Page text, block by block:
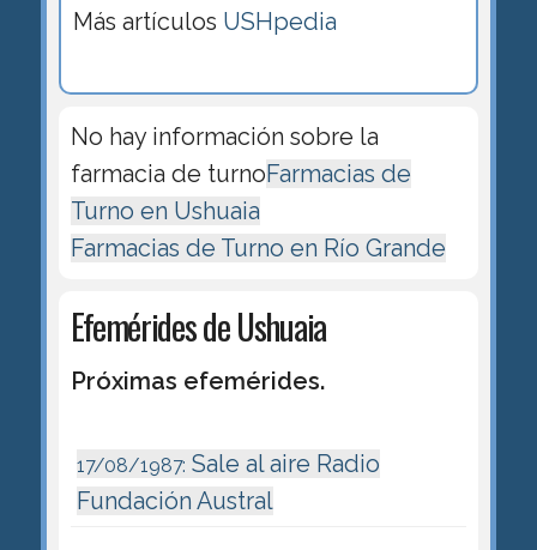
Más artículos USHpedia
No hay información sobre la
farmacia de turnoFarmacias de
Turno en Ushuaia
Farmacias de Turno en Río Grande
Efemérides de Ushuaia
Próximas efemérides.
17/08/1987: Sale al aire Radio
Fundación Austral